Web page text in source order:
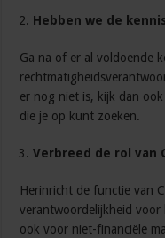
Hebben we de
Ga na of er al voldoende
er nog niet is, kijk dan
die je op kunt zoeken.
Verbreed de rol van
Herinricht de functie van
verantwoordelijkheid
ook voor niet-financiële